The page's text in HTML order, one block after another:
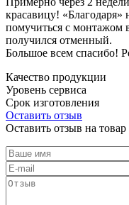
красавицу!
помучиться с монтажом
получился отменный.
Большое всем спасибо!
Качество продукции
Уровень сервиса
Срок изготовления
Оставить отзыв
Оставить отзыв на товар